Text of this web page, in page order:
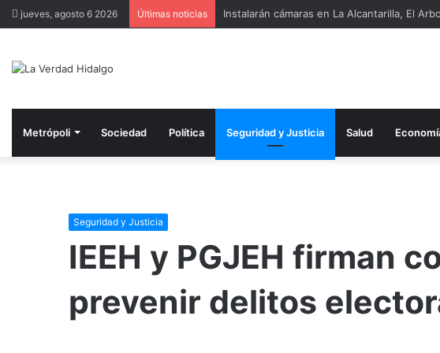
jueves, agosto 6 2026 Últimas noticias Instalarán cámaras en La Alcantarilla, El
Metrópoli Sociedad Política Seguridad y Justicia Salud
Seguridad y Justicia
IEEH y PGJEH firman
prevenir delitos